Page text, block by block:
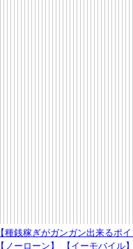
【種銭稼ぎがガンガン出来るポイ
【ノーローン】
【イーモバイル】